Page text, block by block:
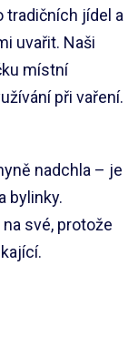
tradičních jídel a
uvařit. Naši
místní
při vaření.
nadchla – je
bylinky.
své, protože